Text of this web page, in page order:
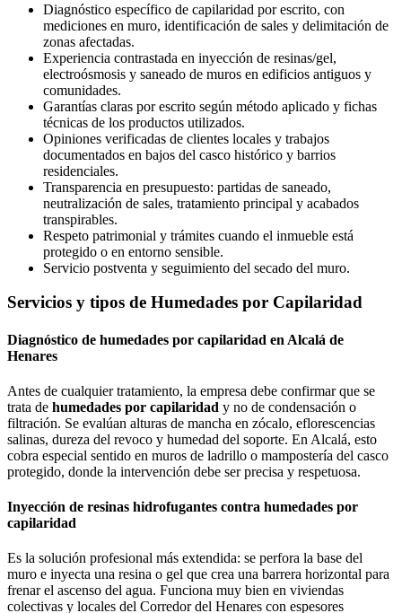
Diagnóstico específico de capilaridad por escrito, con
mediciones en muro, identificación de sales y delimitación de
zonas afectadas.
Experiencia contrastada en inyección de resinas/gel,
electroósmosis y saneado de muros en edificios antiguos y
comunidades.
Garantías claras por escrito según método aplicado y fichas
técnicas de los productos utilizados.
Opiniones verificadas de clientes locales y trabajos
documentados en bajos del casco histórico y barrios
residenciales.
Transparencia en presupuesto: partidas de saneado,
neutralización de sales, tratamiento principal y acabados
transpirables.
Respeto patrimonial y trámites cuando el inmueble está
protegido o en entorno sensible.
Servicio postventa y seguimiento del secado del muro.
Servicios y tipos de Humedades por Capilaridad
Diagnóstico de humedades por capilaridad en Alcalá de
Henares
Antes de cualquier tratamiento, la empresa debe confirmar que se
trata de humedades por capilaridad y no de condensación o
filtración. Se evalúan alturas de mancha en zócalo, eflorescencias
salinas, dureza del revoco y humedad del soporte. En Alcalá, esto
cobra especial sentido en muros de ladrillo o mampostería del casco
protegido, donde la intervención debe ser precisa y respetuosa.
Inyección de resinas hidrofugantes contra humedades por
capilaridad
Es la solución profesional más extendida: se perfora la base del
muro e inyecta una resina o gel que crea una barrera horizontal para
frenar el ascenso del agua. Funciona muy bien en viviendas
colectivas y locales del Corredor del Henares con espesores